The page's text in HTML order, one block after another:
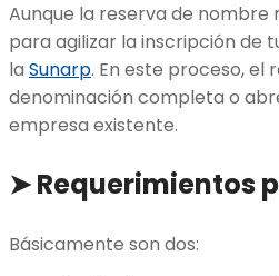
Aunque la reserva de
para agilizar la inscripción de
la Sunarp. En este proceso,
denominación completa o
empresa existente.
➤Requerimientos
Básicamente son dos: